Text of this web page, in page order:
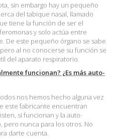
sin embargo hay un pequeño
del tabique nasal, llamado
tiene la función de ser el
y solo actúa entre
De este pequeño órgano se sabe
al no conocerse su función se
del aparato respiratorio.
funcionan? ¿Es más auto-
nos hemos hecho alguna vez
este fabricante encuentran
si funcionan y la auto-
pero nunca para los otros. No
darte cuenta.